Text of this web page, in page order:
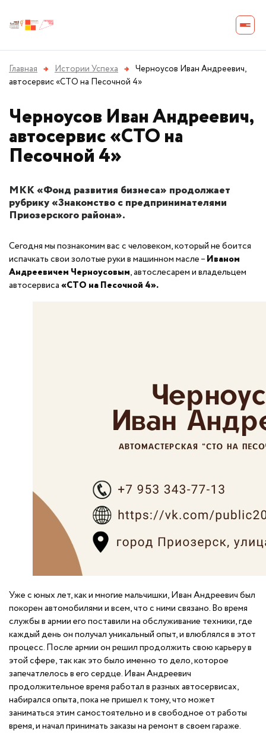
Главная → Истории Успеха → Черноусов Иван Андреевич,
автосервис «СТО на Песочной 4»
Черноусов Иван Андреевич,
автосервис «СТО на
Песочной 4»
МКК «Фонд развития бизнеса» продолжает
рубрику «Знакомство с предпринимателями
Приозерского района».
Сегодня мы познакомим вас с человеком, который не боится
испачкать свои золотые руки в машинном масле –Иваном
Андреевичем Черноусовым, автослесарем и владельцем
автосервиса«СТО на Песочной 4».
Уже с юных лет, как и многие мальчишки, Иван Андреевич был
покорен автомобилями и всем, что с ними связано. Во время
службы в армии его поставили на обслуживание техники, где
каждый день он получал уникальный опыт, и влюблялся в этот
процесс. После армии он решил продолжить свою карьеру в
этой сфере, так как это было именно то дело, которое
запечатлелось в его сердце. Иван Андреевич
продолжительное время работал в разных автосервисах,
набирался опыта, пока не пришел к тому, что может
заниматься этим самостоятельно и в свободное от работы
время, и начал принимать заказы на ремонт в своем гараже.